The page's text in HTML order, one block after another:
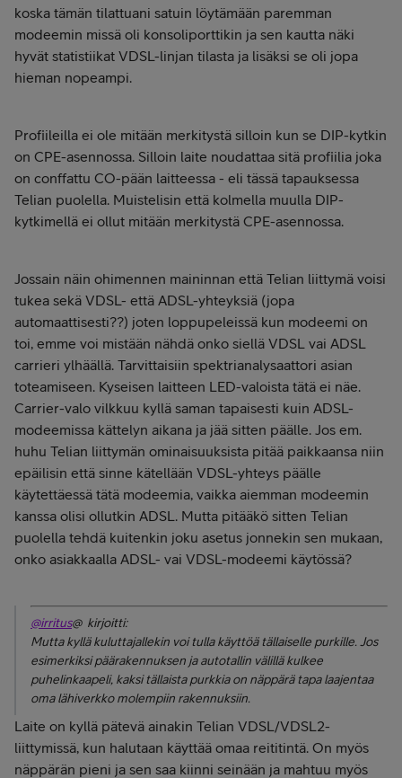
koska tämän tilattuani satuin löytämään paremman
modeemin missä oli konsoliporttikin ja sen kautta näki
hyvät statistiikat VDSL-linjan tilasta ja lisäksi se oli jopa
hieman nopeampi.
Profiileilla ei ole mitään merkitystä silloin kun se DIP-kytkin
on CPE-asennossa. Silloin laite noudattaa sitä profiilia joka
on conffattu CO-pään laitteessa - eli tässä tapauksessa
Telian puolella. Muistelisin että kolmella muulla DIP-
kytkimellä ei ollut mitään merkitystä CPE-asennossa.
Jossain näin ohimennen maininnan että Telian liittymä voisi
tukea sekä VDSL- että ADSL-yhteyksiä (jopa
automaattisesti??) joten loppupeleissä kun modeemi on
toi, emme voi mistään nähdä onko siellä VDSL vai ADSL
carrieri ylhäällä. Tarvittaisiin spektrianalysaattori asian
toteamiseen. Kyseisen laitteen LED-valoista tätä ei näe.
Carrier-valo vilkkuu kyllä saman tapaisesti kuin ADSL-
modeemissa kättelyn aikana ja jää sitten päälle. Jos em.
huhu Telian liittymän ominaisuuksista pitää paikkaansa niin
epäilisin että sinne kätellään VDSL-yhteys päälle
käytettäessä tätä modeemia, vaikka aiemman modeemin
kanssa olisi ollutkin ADSL. Mutta pitääkö sitten Telian
puolella tehdä kuitenkin joku asetus jonnekin sen mukaan,
onko asiakkaalla ADSL- vai VDSL-modeemi käytössä?
@irritus@ kirjoitti:
Mutta kyllä kuluttajallekin voi tulla käyttöä tällaiselle purkille. Jos
esimerkiksi päärakennuksen ja autotallin välillä kulkee
puhelinkaapeli, kaksi tällaista purkkia on näppärä tapa laajentaa
oma lähiverkko molempiin rakennuksiin.
Laite on kyllä pätevä ainakin Telian VDSL/VDSL2-
liittymissä, kun halutaan käyttää omaa reititintä. On myös
näppärän pieni ja sen saa kiinni seinään ja mahtuu myös